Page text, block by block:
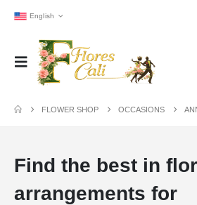
English
FLOWER SHOP OCCASIONS
Find the best in
arrangements for